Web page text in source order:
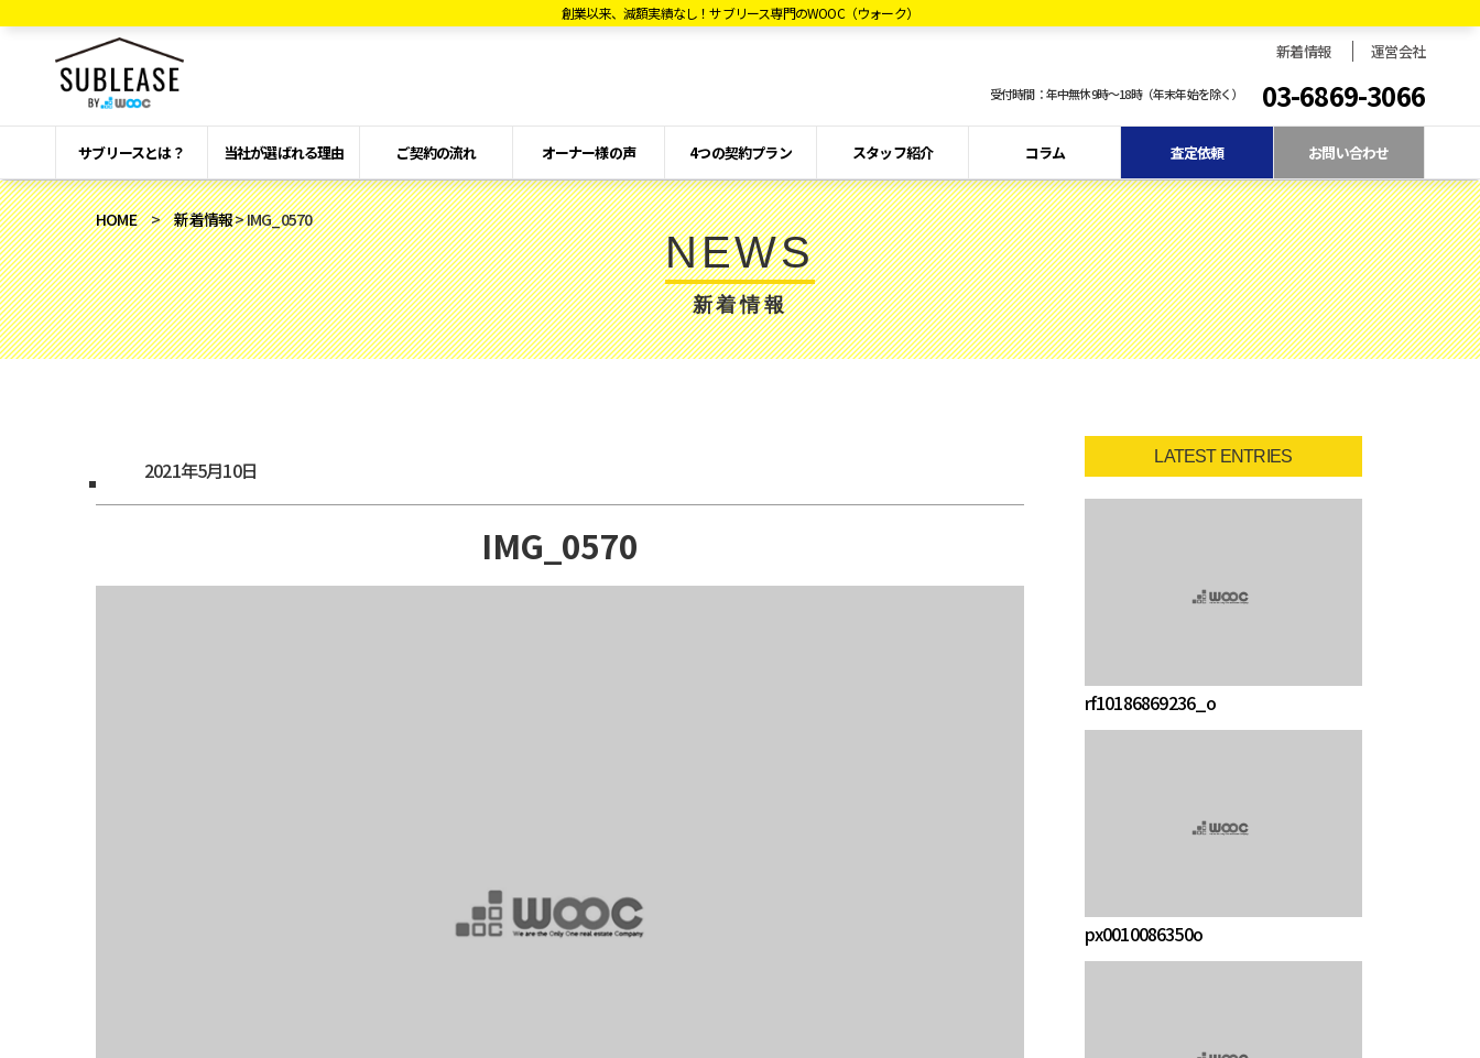
創業以来、減額実績なし！サブリース専門のWOOC（ウォーク）
新着情報 運営会社
受付時間：年中無休9時〜18時（年末年始を除く） 03-6869-3066
サブリースとは？ 当社が選ばれる理由 ご契約の流れ オーナー様の声 4つの契約プラン スタッフ紹介 コラム 査定依頼 お問い合わせ
HOME>新着情報> IMG_0570
NEWS
新着情報
2021年5月10日
IMG_0570
LATEST ENTRIES
rf10186869236_o
px0010086350o